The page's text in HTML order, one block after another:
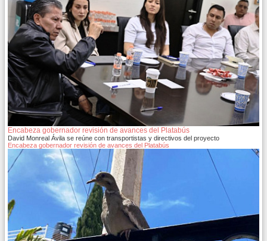
Encabeza gobernador revisión de avances del Platabús
David Monreal Ávila se reúne con transportistas y directivos del proyecto
Encabeza gobernador revisión de avances del Platabús